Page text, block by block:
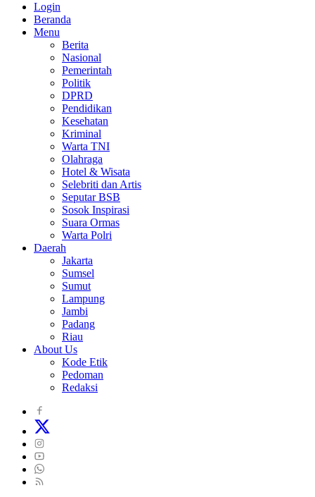
Login
Beranda
Menu
Berita
Nasional
Pemerintah
Politik
DPRD
Pendidikan
Kesehatan
Kriminal
Warta TNI
Olahraga
Hotel & Wisata
Selebriti dan Artis
Seputar BSB
Sosok Inspirasi
Suara Ormas
Warta Polri
Daerah
Jakarta
Sumsel
Sumut
Lampung
Jambi
Padang
Riau
About Us
Kode Etik
Pedoman
Redaksi